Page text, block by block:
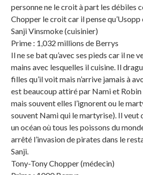
personne ne le croit à part les débiles
Chopper le croit car il pense qu’Usopp
Sanji Vinsmoke (cuisinier)
Prime : 1,032 millions de Berrys
Il ne se bat qu’avec ses pieds car il ne
mains avec lesquelles il cuisine. Il
filles qu’il voit mais n’arrive jamais à
est beaucoup attiré par Nami et Robin
mais souvent elles l’ignorent ou le
souvent Nami qui le martyrise). Il veut
un océan où tous les poissons du
arrêté l’invasion de pirates dans le
Sanji.
Tony-Tony Chopper (médecin)